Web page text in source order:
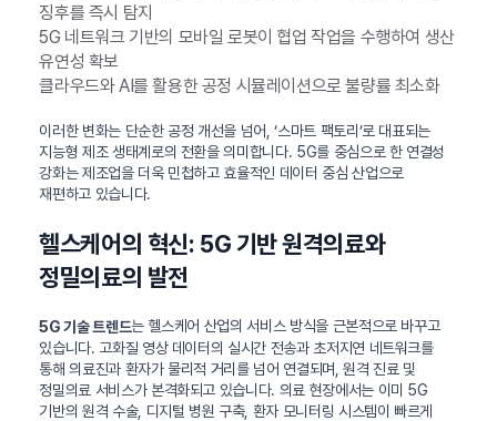
징후를 즉시 탐지
5G 네트워크 기반의 모바일 로봇이 협업 작업을 수행하여 생산
유연성 확보
클라우드와 AI를 활용한 공정 시뮬레이션으로 불량률 최소화
이러한 변화는 단순한 공정 개선을 넘어, ‘스마트 팩토리’로 대표되는
지능형 제조 생태계로의 전환을 의미합니다. 5G를 중심으로 한 연결성
강화는 제조업을 더욱 민첩하고 효율적인 데이터 중심 산업으로
재편하고 있습니다.
헬스케어의 혁신: 5G 기반 원격의료와
정밀의료의 발전
5G 기술 트렌드는 헬스케어 산업의 서비스 방식을 근본적으로 바꾸고
있습니다. 고화질 영상 데이터의 실시간 전송과 초저지연 네트워크를
통해 의료진과 환자가 물리적 거리를 넘어 연결되며, 원격 진료 및
정밀의료 서비스가 본격화되고 있습니다. 의료 현장에서는 이미 5G
기반의 원격 수술, 디지털 병원 구축, 환자 모니터링 시스템이 빠르게